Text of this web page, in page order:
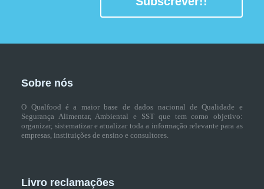
Sobre nós
O Qualfood é a maior base de dados nacional de Qualidade e
Segurança Alimentar, Ambiental e SST que tem como objetivo:
organizar, sistematizar e atualizar toda a informação relevante para as
empresas, instituições de ensino e consultores.
Livro reclamações